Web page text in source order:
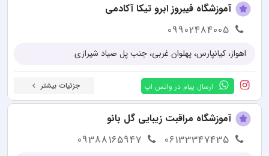
آموزشگاه فیبروز ابرو تیکا آکادمی
09902484005
اهواز، کیانپارس، پهلوان غربی، جنب پل صیاد شیرازی
ارسال پیام در واتس اپ جزئیات بیشتر
آموزشگاه مراقبت زیبایی گل بانو
06133347435
09388165947